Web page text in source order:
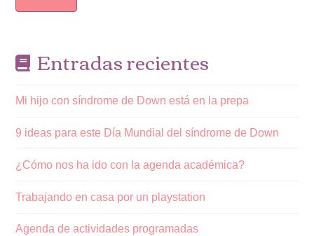
Entradas recientes
Mi hijo con síndrome de Down está en la prepa
9 ideas para este Día Mundial del síndrome de Down
¿Cómo nos ha ido con la agenda académica?
Trabajando en casa por un playstation
Agenda de actividades programadas